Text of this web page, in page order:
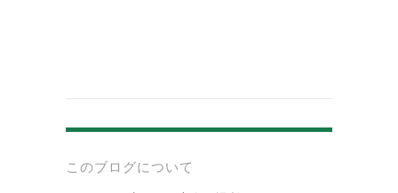
このブログについて